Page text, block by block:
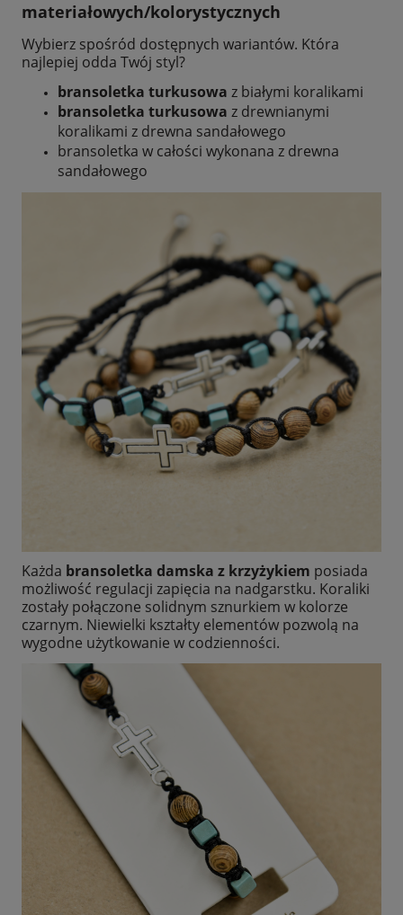
materiałowych/kolorystycznych
Wybierz spośród dostępnych wariantów. Która
najlepiej odda Twój styl?
bransoletka turkusowa z białymi koralikami
bransoletka turkusowa z drewnianymi
koralikami z drewna sandałowego
bransoletka w całości wykonana z drewna
sandałowego
Każda bransoletka damska z krzyżykiem posiada
możliwość regulacji zapięcia na nadgarstku. Koraliki
zostały połączone solidnym sznurkiem w kolorze
czarnym. Niewielki kształty elementów pozwolą na
wygodne użytkowanie w codzienności.